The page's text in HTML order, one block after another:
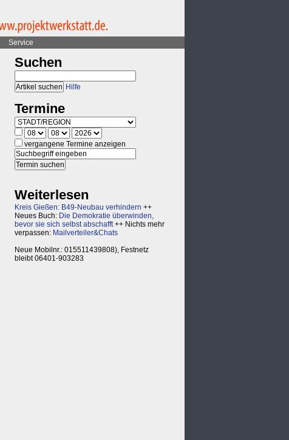
Service
Suchen
Hilfe
Termine
vergangene Termine anzeigen
Weiterlesen
Kreis Gießen: B49-Neubau verhindern ++
Neues Buch: Die Demokratie überwinden,
bevor sie sich selbst abschafft++ Nichts mehr
verpassen: Mailverteiler&Chats
Neue Mobilnr.: 015511439808), Festnetz
bleibt 06401-903283